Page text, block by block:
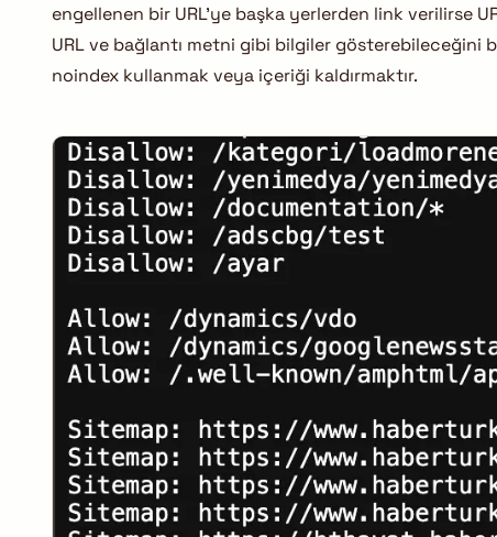
engellenen bir URL’ye başka yerlerden link verilirse
URL ve bağlantı metni gibi bilgiler gösterebileceğini
noindex kullanmak veya içeriği kaldırmaktır.